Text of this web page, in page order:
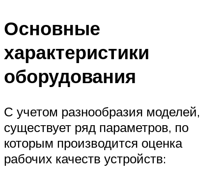
Основные
характеристики
оборудования
С учетом разнообразия моделей,
существует ряд параметров, по
которым производится оценка
рабочих качеств устройств: